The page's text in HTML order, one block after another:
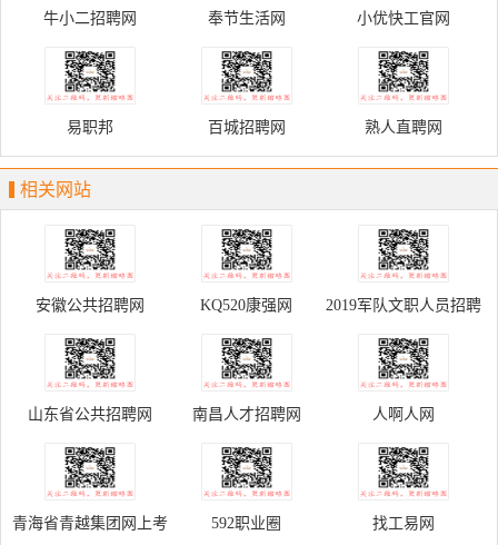
牛小二招聘网 奉节生活网 小优快工官网
易职邦 百城招聘网 熟人直聘网
相关网站
安徽公共招聘网 KQ520康强网 2019军队文职人员招聘
报名系统
山东省公共招聘网 南昌人才招聘网 人啊人网
青海省青越集团网上考 592职业圈 找工易网